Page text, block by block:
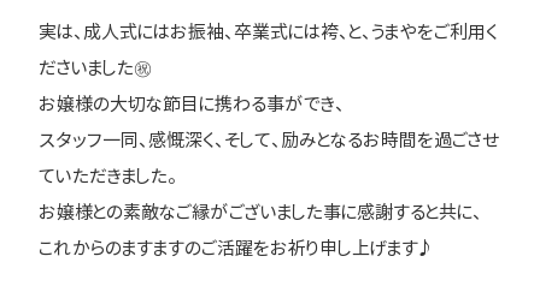
実は、成人式にはお振袖、卒業式には袴、と、うまやをご利用く
ださいました㊗️
お嬢様の大切な節目に携わる事ができ、
スタッフ一同、感慨深く、そして、励みとなるお時間を過ごさせ
ていただきました。
お嬢様との素敵なご縁がございました事に感謝すると共に、
これからのますますのご活躍をお祈り申し上げます♪